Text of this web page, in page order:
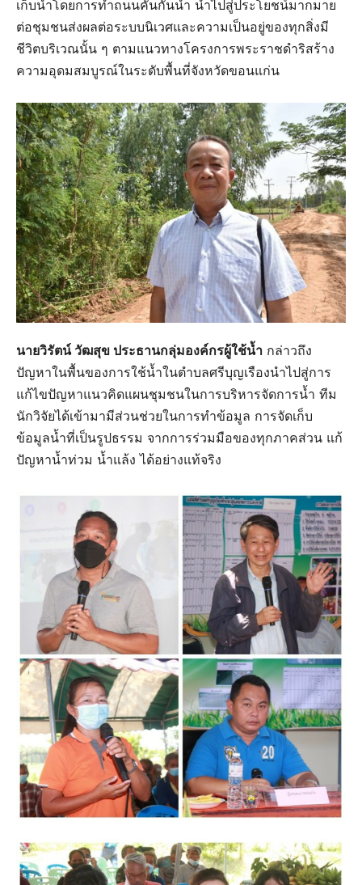
เก็บน้ำโดยการทำถนนคันกั้นน้ำ นำไปสู่ประโยชน์มากมาย
ต่อชุมชน​ส่งผลต่อระบบนิเวศและความเป็นอยู่ของทุกสิ่งมี
ชีวิตบริเวณนั้น ๆ ตามแนวทางโครงการพระราชดําริสร้าง
ความอุดมสมบูรณ์ในระดับพื้นที่จังหวัดขอนแก่น
นายวิรัตน์​ วัฒสุข​ ประธานกลุ่ม​องค์กร​ผู้ใช้น้ำ​​ กล่าวถึง​
ปัญหา​ในพื้นของการใช้น้ำในตำบล​ศรีบุญเรือง​​นำไปสู่การ
แก้ไขปัญหา​แนวคิดแผนชุมชน​ในการบริหาร​จัดการ​น้ำ ทีม
นักวิจัย​ได้เข้ามามีส่วนช่วยในการทำข้อมูล​ การจัดเก็บ​
ข้อมูล​น้ำที่เป็นรูปธรรม​ จากการร่วมมือของทุกภาค​ส่วน​ แก้
ปัญหา​น้ำท่วม​ น้ำแล้ง​ ได้อย่างแท้จริง